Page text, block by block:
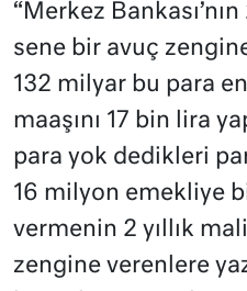
“Merkez Bankası’nın
sene bir avuç
132 milyar bu para
maaşını 17 bin lira
para yok dedikleri
16 milyon emekliye
vermenin 2 yıllık
zengine verenlere